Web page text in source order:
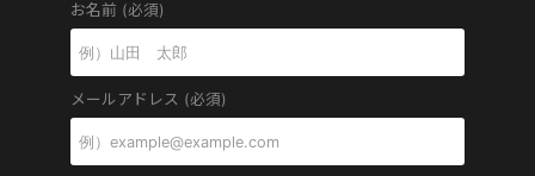
お名前 (必須)
メールアドレス (必須)